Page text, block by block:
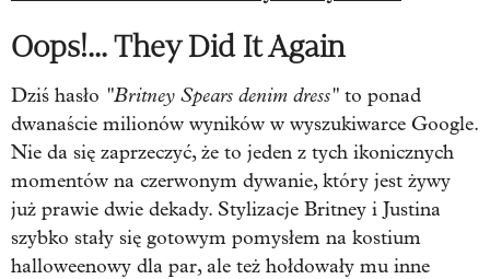
Oops!... They Did It Again
Dziś hasło "Britney Spears denim dress" to ponad
dwanaście milionów wyników w wyszukiwarce Google.
Nie da się zaprzeczyć, że to jeden z tych ikonicznych
momentów na czerwonym dywanie, który jest żywy
już prawie dwie dekady. Stylizacje Britney i Justina
szybko stały się gotowym pomysłem na kostium
halloweenowy dla par, ale też hołdowały mu inne